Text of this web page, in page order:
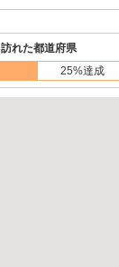
訪れた都道府県
25%達成